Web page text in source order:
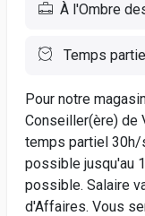
À l'Ombre
Temps
Pour notre
Conseiller(ère) de
temps partiel 30h/
possible jusqu'au
possible. Salaire
d'Affaires. Vous